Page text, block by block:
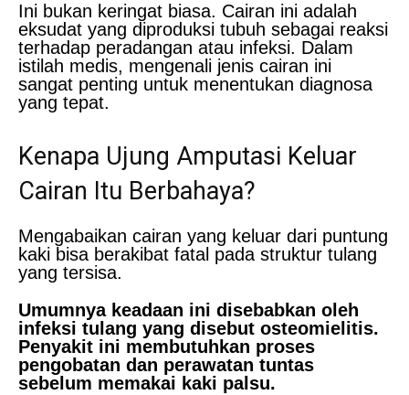
Ini bukan keringat biasa. Cairan ini adalah
eksudat yang diproduksi tubuh sebagai reaksi
terhadap peradangan atau infeksi. Dalam
istilah medis, mengenali jenis cairan ini
sangat penting untuk menentukan diagnosa
yang tepat.
Kenapa Ujung Amputasi Keluar
Cairan Itu Berbahaya?
Mengabaikan cairan yang keluar dari puntung
kaki bisa berakibat fatal pada struktur tulang
yang tersisa.
Umumnya keadaan ini disebabkan oleh
infeksi tulang yang disebut osteomielitis.
Penyakit ini membutuhkan proses
pengobatan dan perawatan tuntas
sebelum memakai kaki palsu.